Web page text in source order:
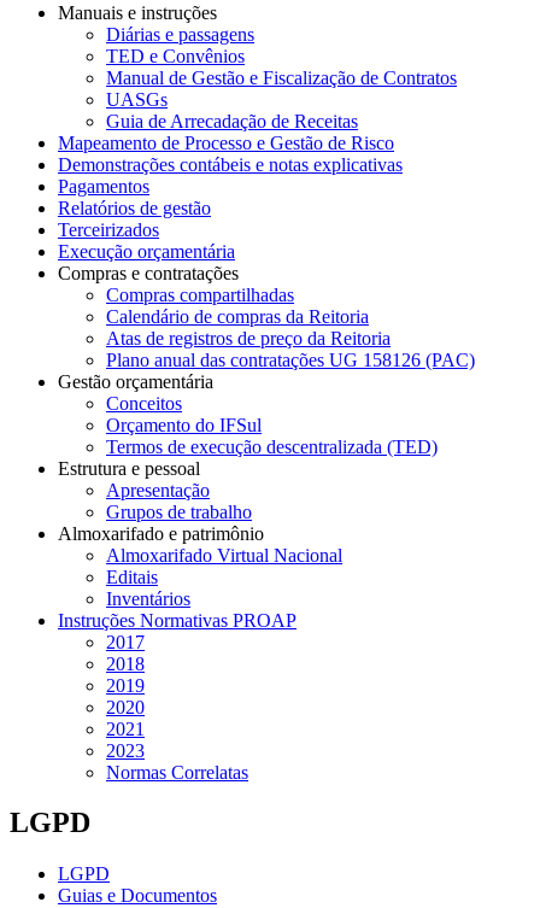
Manuais e instruções
Diárias e passagens
TED e Convênios
Manual de Gestão e Fiscalização de Contratos
UASGs
Guia de Arrecadação de Receitas
Mapeamento de Processo e Gestão de Risco
Demonstrações contábeis e notas explicativas
Pagamentos
Relatórios de gestão
Terceirizados
Execução orçamentária
Compras e contratações
Compras compartilhadas
Calendário de compras da Reitoria
Atas de registros de preço da Reitoria
Plano anual das contratações UG 158126 (PAC)
Gestão orçamentária
Conceitos
Orçamento do IFSul
Termos de execução descentralizada (TED)
Estrutura e pessoal
Apresentação
Grupos de trabalho
Almoxarifado e patrimônio
Almoxarifado Virtual Nacional
Editais
Inventários
Instruções Normativas PROAP
2017
2018
2019
2020
2021
2023
Normas Correlatas
LGPD
LGPD
Guias e Documentos